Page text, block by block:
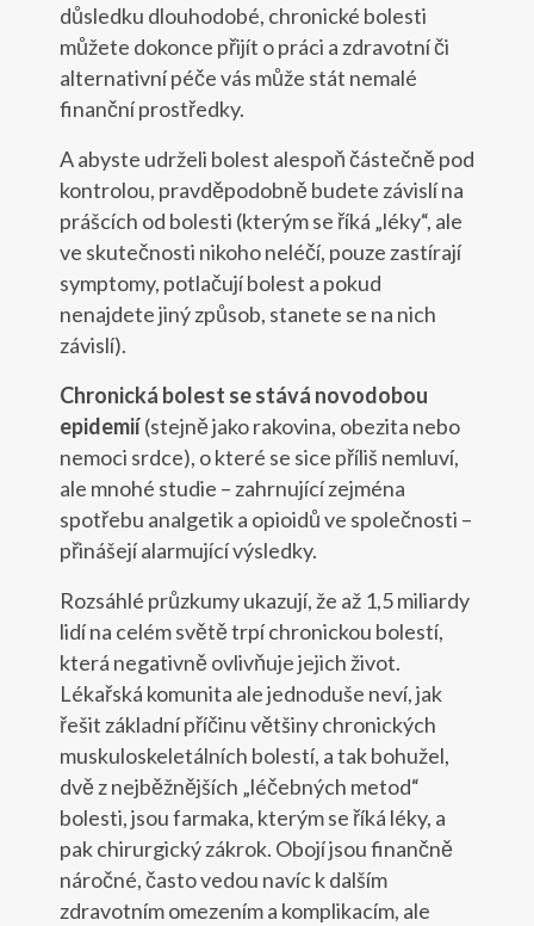
důsledku dlouhodobé, chronické bolesti
můžete dokonce přijít o práci a zdravotní či
alternativní péče vás může stát nemalé
finanční prostředky.
A abyste udrželi bolest alespoň částečně pod
kontrolou, pravděpodobně budete závislí na
prášcích od bolesti (kterým se říká „léky“, ale
ve skutečnosti nikoho neléčí, pouze zastírají
symptomy, potlačují bolest a pokud
nenajdete jiný způsob, stanete se na nich
závislí).
Chronická bolest se stává novodobou
epidemií(stejně jako rakovina, obezita nebo
nemoci srdce), o které se sice příliš nemluví,
ale mnohé studie – zahrnující zejména
spotřebu analgetik a opioidů ve společnosti –
přinášejí alarmující výsledky.
Rozsáhlé průzkumy ukazují, že až 1,5 miliardy
lidí na celém světě trpí chronickou bolestí,
která negativně ovlivňuje jejich život.
Lékařská komunita ale jednoduše neví, jak
řešit základní příčinu většiny chronických
muskuloskeletálních bolestí, a tak bohužel,
dvě z nejběžnějších „léčebných metod“
bolesti, jsou farmaka, kterým se říká léky, a
pak chirurgický zákrok. Obojí jsou finančně
náročné, často vedou navíc k dalším
zdravotním omezením a komplikacím, ale